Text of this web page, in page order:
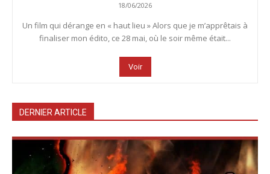
18/06/2026
Un film qui dérange en « haut lieu » Alors que je m’apprêtais à
finaliser mon édito, ce 28 mai, où le soir même était...
Voir
DERNIER ARTICLE